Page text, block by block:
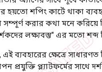
হয়তো শপিং কার্টে থাকা
সম্পূর্ণ করার কথা মনে করিয়ে
লক্ষ্যবস্তু" এর মতো শব্দ
ব্যবহারের ক্ষেত্রে সাধারণত
প্রযুক্তি প্ল্যাটফর্মের